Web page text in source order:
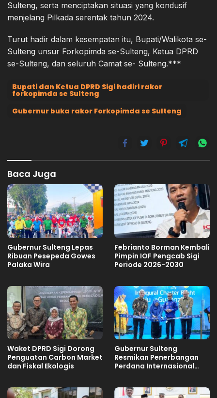
Sulteng, serta menciptakan situasi yang kondusif
menjelang Pilkada serentak tahun 2024.
Turut hadir dalam kesempatan itu, Bupati/Walikota se-
Sulteng unsur Forkopimda se-Sulteng, Ketua DPRD
se-Sulteng, dan seluruh Camat se- Sulteng.***
Bupati dan Ketua DPRD Sigi hadiri rakor
forkopimda se Sulteng
Gubernur buka rakor Forkopimda se Sulteng
Baca Juga
Gubernur Sulteng Lepas
Ribuan Pesepeda Gowes
Palaka Wira
Febrianto Borman Kembali
Pimpin IOF Pengcab Sigi
Periode 2026-2030
Waket DPRD Sigi Dorong
Penguatan Carbon Market
dan Fiskal Ekologis
Gubernur Sulteng
Resmikan Penerbangan
Perdana Internasional